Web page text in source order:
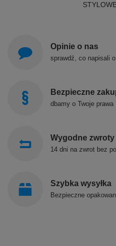
Opinie o nas
sprawdź, co napisali
Bezpieczne
dbamy o Twoje prawa
Wygodne zwroty
14 dni na zwrot bez
Szybka wysyłka
Bezpieczne